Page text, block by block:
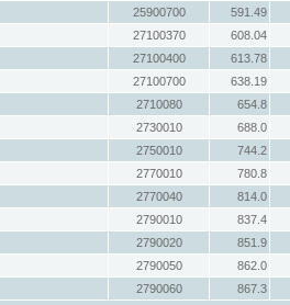
25900700
591.49
27100370
608.04
27100400
613.78
27100700
638.19
2710080
654.8
2730010
688.0
2750010
744.2
2770010
780.8
2770040
814.0
2790010
837.4
2790020
851.9
2790050
862.0
2790060
867.3